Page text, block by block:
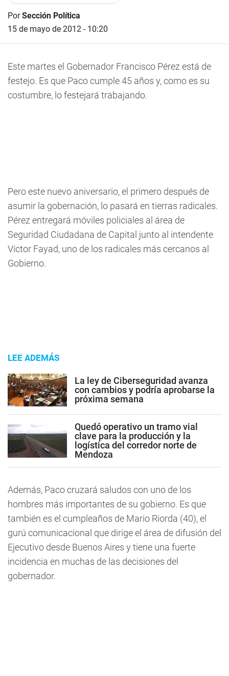
PorSección Política
15 de mayo de 2012 - 10:20
Este martes el Gobernador Francisco Pérez está de
festejo. Es que Paco cumple 45 años y, como es su
costumbre, lo festejará trabajando.
Pero este nuevo aniversario, el primero después de
asumir la gobernación, lo pasará en tierras radicales.
Pérez entregará móviles policiales al área de
Seguridad Ciudadana de Capital junto al intendente
Víctor Fayad, uno de los radicales más cercanos al
Gobierno.
LEE ADEMÁS
La ley de Ciberseguridad avanza
con cambios y podría aprobarse la
próxima semana
Quedó operativo un tramo vial
clave para la producción y la
logística del corredor norte de
Mendoza
Además, Paco cruzará saludos con uno de los
hombres más importantes de su gobierno. Es que
también es el cumpleaños de Mario Riorda (40), el
gurú comunicacional que dirige el área de difusión del
Ejecutivo desde Buenos Aires y tiene una fuerte
incidencia en muchas de las decisiones del
gobernador.